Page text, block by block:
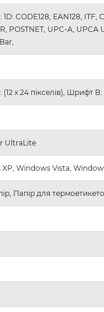
1D: CODE128, EAN128,
POSTNET, UPC-A, UPCA
х 24 пікселів), Шрифт B:
UltraLite
Windows Vista,
Папір для